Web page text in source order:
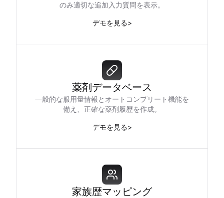
のみ適切な追加入力質問を表示。
デモを見る>
薬剤データベース
一般的な服用量情報とオートコンプリート機能を
備え、正確な薬剤履歴を作成。
デモを見る>
家族歴マッピング